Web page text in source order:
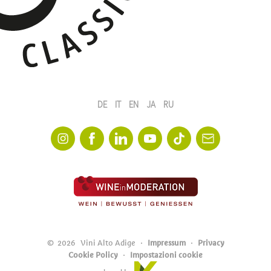
© 2026 Vini Alto Adige Impressum
Privacy
Cookie Policy
Impostazioni cookie
DE IT EN JA RU